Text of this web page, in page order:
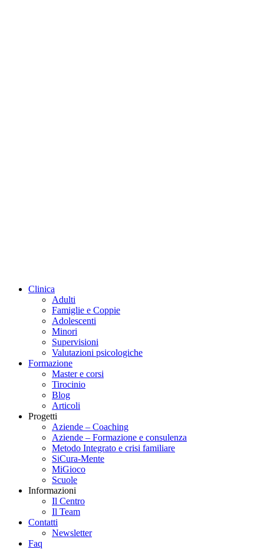
Clinica
Adulti
Famiglie e Coppie
Adolescenti
Minori
Supervisioni
Valutazioni psicologiche
Formazione
Master e corsi
Tirocinio
Blog
Articoli
Progetti
Aziende – Coaching
Aziende – Formazione e consulenza
Metodo Integrato e crisi familiare
SiCura-Mente
MiGioco
Scuole
Informazioni
Il Centro
Il Team
Contatti
Newsletter
Faq